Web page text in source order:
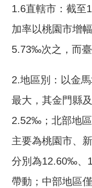
宣
告
保
管
理
個
人
料
1.6直轄市：截至
加率以桃園市增
5.73‰次之，而
2.地區別：以金
最大，其金門縣
2.52‰；北部地
主要為桃園市、
分別為12.60‰
帶動；中部地區